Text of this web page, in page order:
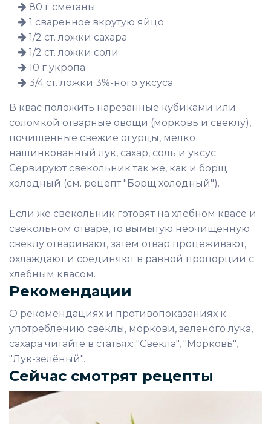
80 г сметаны
1 сваренное вкрутую яйцо
1/2 ст. ложки сахара
1/2 ст. ложки соли
10 г укропа
3/4 ст. ложки 3%-ного уксуса
В квас положить нарезанные кубиками или
соломкой отварные овощи (морковь и свёклу),
почищенные свежие огурцы, мелко
нашинкованный лук, сахар, соль и уксус.
Сервируют свекольник так же, как и борщ
холодный (см. рецепт "Борщ холодный").
Если же свекольник готовят на хлебном квасе и
свекольном отваре, то вымытую неочищенную
свёклу отваривают, затем отвар процеживают,
охлаждают и соединяют в равной пропорции с
хлебным квасом.
Рекомендации
О рекомендациях и противопоказаниях к
употреблению свёклы, моркови, зелёного лука,
сахара читайте в статьях: "Свёкла", "Морковь",
"Лук-зелёный".
Сейчас смотрят рецепты